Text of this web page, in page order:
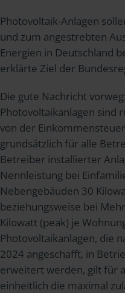
Photovoltaik-Anlagen
und zum angestrebten
Energien in Deutschland
erklärte Ziel der
Die gute Nachricht
Photovoltaikanlagen sind
von der
grundsätzlich für alle
Betreiber installierter
Nennleistung bei
Nebengebäuden 30
beziehungsweise bei
Kilowatt (peak) je
Photovoltaikanlagen, die
2024 angeschafft, in
erweitert werden, gilt für
einheitlich die maximal